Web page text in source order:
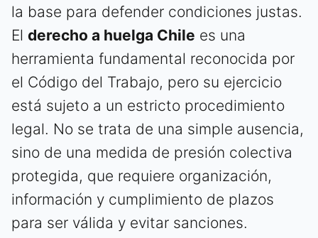
la base para defender condiciones justas.
El derecho a huelga Chile es una
herramienta fundamental reconocida por
el Código del Trabajo, pero su ejercicio
está sujeto a un estricto procedimiento
legal. No se trata de una simple ausencia,
sino de una medida de presión colectiva
protegida, que requiere organización,
información y cumplimiento de plazos
para ser válida y evitar sanciones.